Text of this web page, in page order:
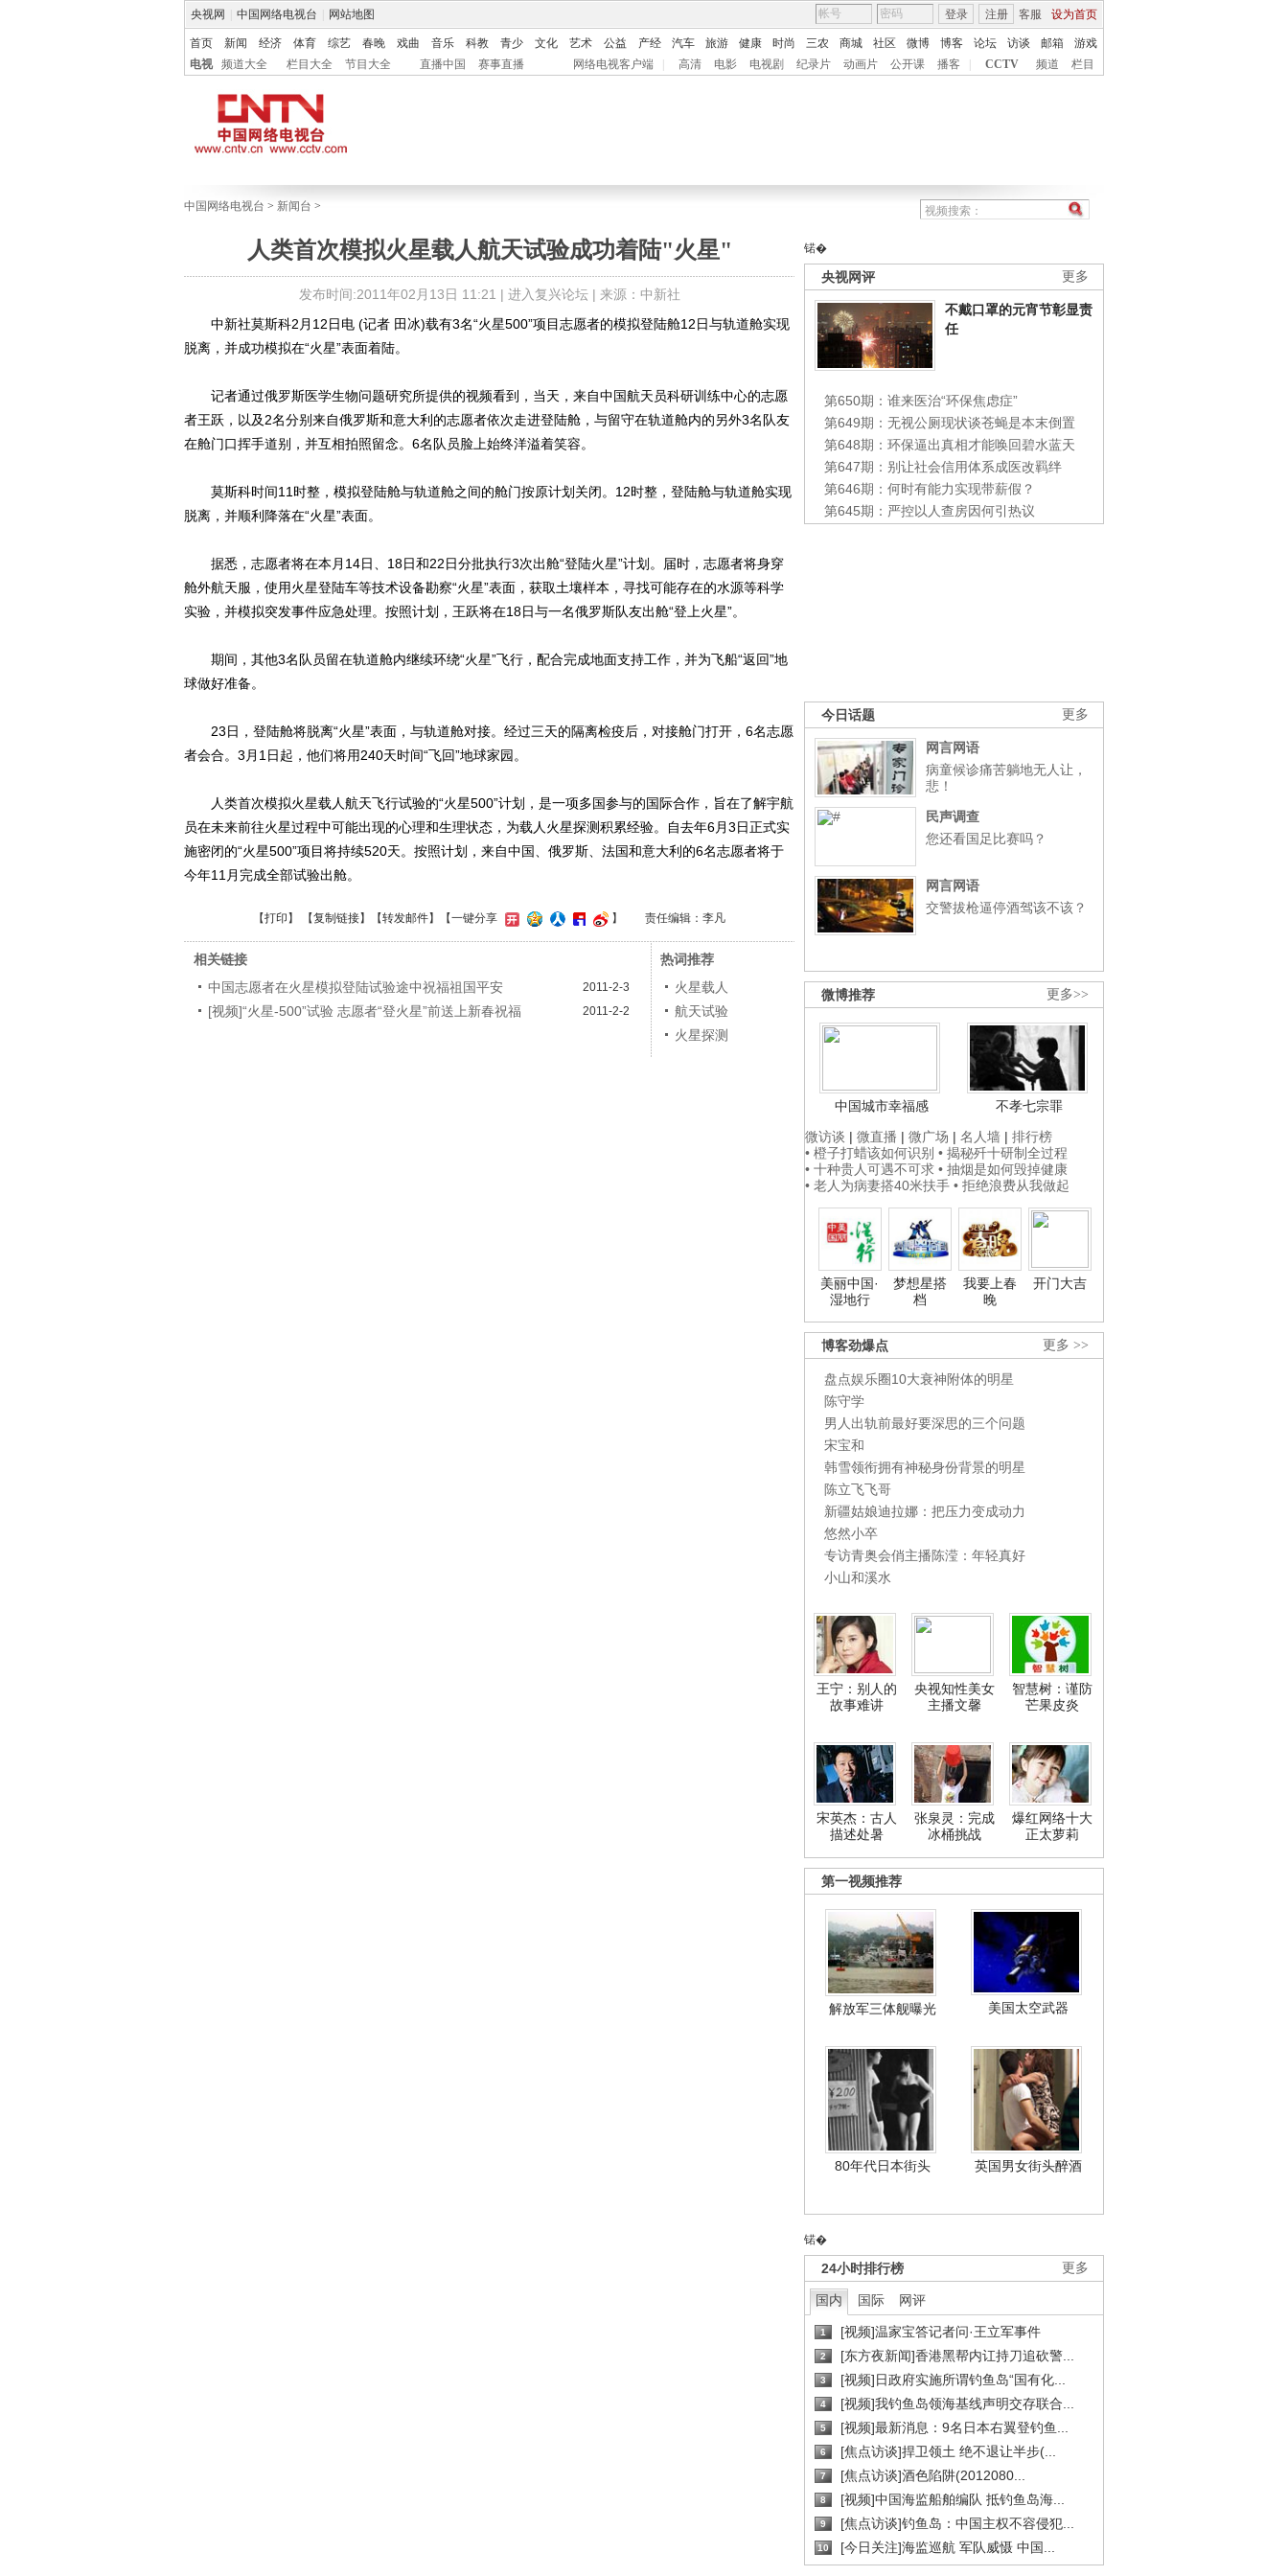
央视网 中国网络电视台 网站地图 客服 设为首页
登录 注册
首页 新闻 经济 体育 综艺 春晚 戏曲 音乐 科教 青少 文化 艺术 公益 产经 汽车 旅游 健康 时尚 三农 商城 社区 微博 博客 论坛 访谈 邮箱
游戏
电视
频道大全 栏目大全 节目大全 直播中国 赛事直播 网络电视客户端 高清 电影 电视剧 纪录片 动画片 公开课 播客 CCTV 频道 栏目
中国网络电视台 > 新闻台 >
人类首次模拟火星载人航天试验成功着陆"火星"
发布时间:2011年02月13日 11:21 | 进入复兴论坛| 来源：中新社
锘�
更多
央视网评
不戴口罩的元宵节彰显责
任
第650期：谁来医治“环保焦虑症”
第649期：无视公厕现状谈苍蝇是本末倒置
第648期：环保逼出真相才能唤回碧水蓝天
第647期：别让社会信用体系成医改羁绊
第646期：何时有能力实现带薪假？
第645期：严控以人查房因何引热议
更多
今日话题
网言网语
病童候诊痛苦躺地无人让，
悲！
民声调查
您还看国足比赛吗？
网言网语
交警拔枪逼停酒驾该不该？
更多>>
微博推荐
中国城市幸福感
不孝七宗罪
微访谈 | 微直播 | 微广场 | 名人墙 | 排行榜
• 橙子打蜡该如何识别 • 揭秘歼十研制全过程
• 十种贵人可遇不可求 • 抽烟是如何毁掉健康
• 老人为病妻搭40米扶手 • 拒绝浪费从我做起
美丽中国·
湿地行
梦想星搭
档
我要上春
晚
开门大吉
更多 >>
博客劲爆点
盘点娱乐圈10大衰神附体的明星
陈守学
男人出轨前最好要深思的三个问题
宋宝和
韩雪领衔拥有神秘身份背景的明星
陈立飞飞哥
新疆姑娘迪拉娜：把压力变成动力
悠然小卒
专访青奥会俏主播陈滢：年轻真好
小山和溪水
王宁：别人的
故事难讲
央视知性美女
主播文馨
智慧树：谨防
芒果皮炎
宋英杰：古人
描述处暑
张泉灵：完成
冰桶挑战
爆红网络十大
正太萝莉
第一视频推荐
解放军三体舰曝光 美国太空武器
80年代日本街头 英国男女街头醉酒
锘�
更多
24小时排行榜
国内 国际 网评
1 [视频]温家宝答记者问·王立军事件
2 [东方夜新闻]香港黑帮内讧持刀追砍警...
3 [视频]日政府实施所谓钓鱼岛“国有化...
4 [视频]我钓鱼岛领海基线声明交存联合...
5 [视频]最新消息：9名日本右翼登钓鱼...
6 [焦点访谈]捍卫领土 绝不退让半步(...
7 [焦点访谈]酒色陷阱(2012080...
8 [视频]中国海监船舶编队 抵钓鱼岛海...
9 [焦点访谈]钓鱼岛：中国主权不容侵犯...
10 [今日关注]海监巡航 军队威慑 中国...
中新社莫斯科2月12日电 (记者 田冰)载有3名“火星500”项目志愿者的模拟登陆舱12日与轨道舱实现
脱离，并成功模拟在“火星”表面着陆。
记者通过俄罗斯医学生物问题研究所提供的视频看到，当天，来自中国航天员科研训练中心的志愿
者王跃，以及2名分别来自俄罗斯和意大利的志愿者依次走进登陆舱，与留守在轨道舱内的另外3名队友
在舱门口挥手道别，并互相拍照留念。6名队员脸上始终洋溢着笑容。
莫斯科时间11时整，模拟登陆舱与轨道舱之间的舱门按原计划关闭。12时整，登陆舱与轨道舱实现
脱离，并顺利降落在“火星”表面。
据悉，志愿者将在本月14日、18日和22日分批执行3次出舱“登陆火星”计划。届时，志愿者将身穿
舱外航天服，使用火星登陆车等技术设备勘察“火星”表面，获取土壤样本，寻找可能存在的水源等科学
实验，并模拟突发事件应急处理。按照计划，王跃将在18日与一名俄罗斯队友出舱“登上火星”。
期间，其他3名队员留在轨道舱内继续环绕“火星”飞行，配合完成地面支持工作，并为飞船“返回”地
球做好准备。
23日，登陆舱将脱离“火星”表面，与轨道舱对接。经过三天的隔离检疫后，对接舱门打开，6名志愿
者会合。3月1日起，他们将用240天时间“飞回”地球家园。
人类首次模拟火星载人航天飞行试验的“火星500”计划，是一项多国参与的国际合作，旨在了解宇航
员在未来前往火星过程中可能出现的心理和生理状态，为载人火星探测积累经验。自去年6月3日正式实
施密闭的“火星500”项目将持续520天。按照计划，来自中国、俄罗斯、法国和意大利的6名志愿者将于
今年11月完成全部试验出舱。
【打印 】 【复制链接】【转发邮件】 【一键分享 】 责任编辑：李凡
相关链接
中国志愿者在火星模拟登陆试验途中祝福祖国平安
2011-2-3
[视频]“火星-500”试验 志愿者“登火星”前送上新春祝福 2011-2-2
热词推荐
火星载人
航天试验
火星探测